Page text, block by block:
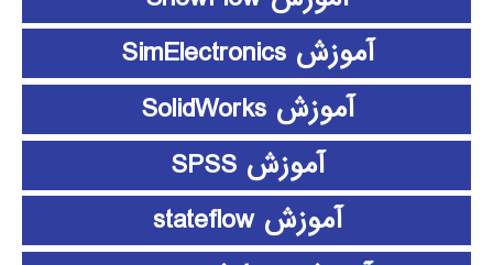
آموزش SimElectronics
آموزش SolidWorks
آموزش SPSS
آموزش stateflow